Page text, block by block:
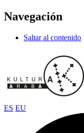
Navegación
Saltar al contenido
ES EU